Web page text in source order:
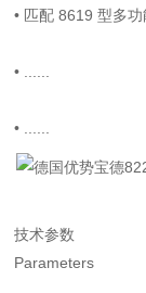
• 匹配 8619 型多
•
•
技术参数
Parameters